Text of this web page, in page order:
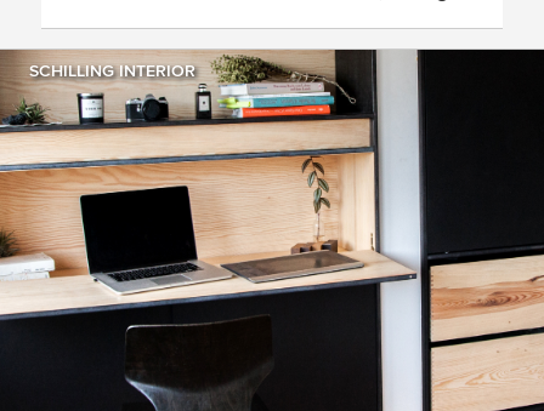
SCHILLING INTERIOR